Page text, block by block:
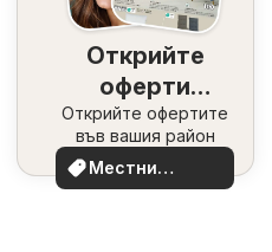
Открийте
оферти
наблизо
Открийте офертите
във вашия район
Местни
оферти